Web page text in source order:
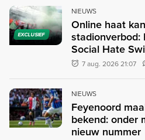
EXCLUSIEF
NIEUWS
Online haat
stadionverbod:
Social Hate
7 aug. 2026 21:07
NIEUWS
Feyenoord
bekend: onder
nieuw nummer